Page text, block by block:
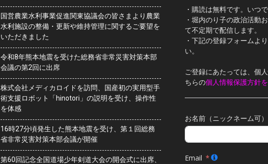
国営農業水利事業促進関東協議会の皆さまより農業
水利施設の整備・更新や維持管理に関するご要望を
いただきました
令和8年熊本地震を受けた総務省非常災害対策本部
会議の第2回に出席
株式会社メディカロイドを訪問、国産初の実用型手
術支援ロボット「hinotori」の説明を受け、操作性
を体感
16時27分頃発生した熊本地震を受け、第１回総務
省非常災害対策本部会議が開催
第60回記念全国道場少年剣道大会の開会式に出席、
・購読は無料です。いつ
・堀内のり子の政治活動
て不定期で配信します。
・下記の登録フォームよ
い。
ご登録にあたっては、個
ちらの個人情報保護方針
お名前（ニックネーム可）
Email